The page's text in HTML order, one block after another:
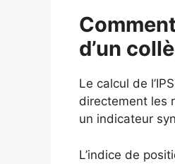
d’un
Le calcul de
directement les
un indicateur
L’indice de